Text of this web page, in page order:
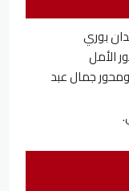
جمال عبد